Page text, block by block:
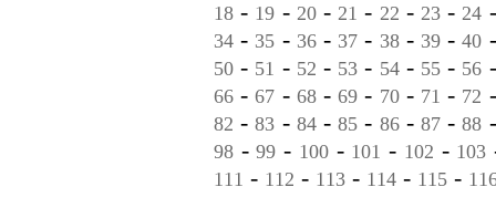
18 - 19 - 20-21 - 22 - 23-24
34 - 35 - 36- 37 - 38- 39-40
50 - 51 - 52 - 53 - 54- 55- 56
66 -67 - 68-69 - 70- 71 - 72
82 -83 - 84-85 - 86- 87-88
98 -99 - 100- 101 - 102 - 103
111 - 112 - 113 - 114 - 115 -